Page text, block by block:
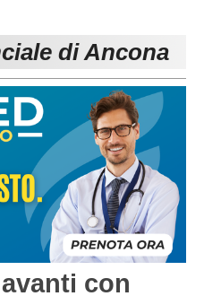
Carica la tua Rosa
di Ancona
con